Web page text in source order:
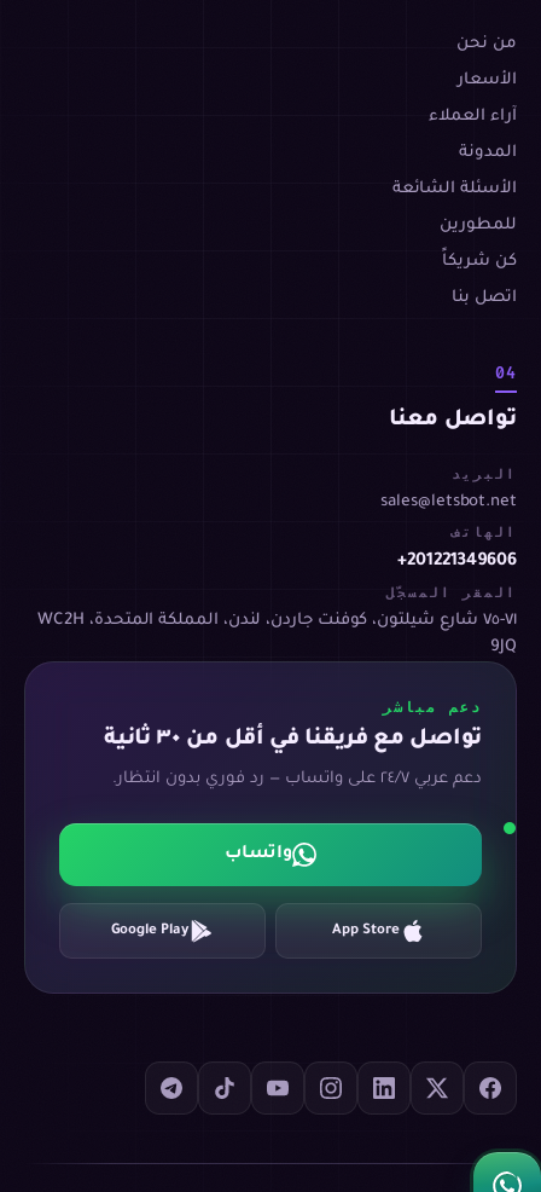
من نحن
الأسعار
آراء العملاء
المدونة
الأسئلة الشائعة
للمطورين
كن شريكاً
اتصل بنا
04
تواصل معنا
البريد
sales@letsbot.net
الهاتف
+201221349606
المقر المسجّل
٧١-٧٥ شارع شيلتون، كوفنت جاردن، لندن، المملكة المتحدة، WC2H
9JQ
دعم مباشر
تواصل مع فريقنا في أقل من ٣٠ ثانية
دعم عربي ٢٤/٧ على واتساب — رد فوري بدون انتظار.
واتساب
App Store
Google Play